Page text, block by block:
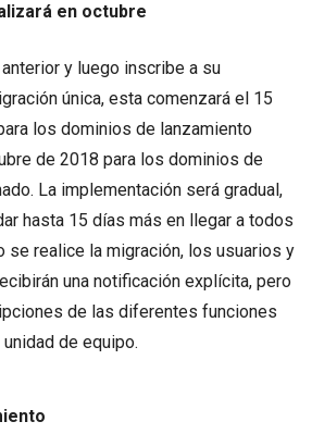
en octubre
y luego inscribe a su
única, esta comenzará el 15
los dominios de lanzamiento
de 2018 para los dominios de
La implementación será gradual,
hasta 15 días más en llegar a todos
se realice la migración, los usuarios y
una notificación explícita, pero
de las diferentes funciones
de equipo.